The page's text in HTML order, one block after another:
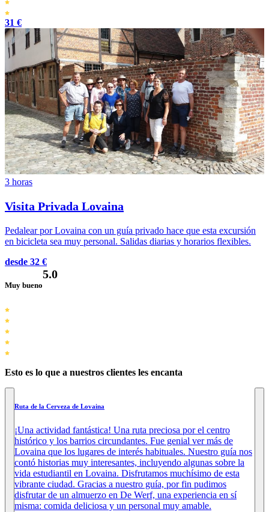
31 €
3 horas
Visita Privada Lovaina
Pedalear por Lovaina con un guía privado hace que esta excursión
en bicicleta sea muy personal. Salidas diarias y horarios flexibles.
desde 32 €
Muy bueno
5.0
Esto es lo que a nuestros clientes les encanta
Ruta de la Cerveza de Lovaina
¡Una actividad fantástica! Una ruta preciosa por el centro
histórico y los barrios circundantes. Fue genial ver más de
Lovaina que los lugares de interés habituales. Nuestro guía nos
contó historias muy interesantes, incluyendo algunas sobre la
vida estudiantil en Lovaina. Disfrutamos muchísimo de esta
vibrante ciudad. Gracias a nuestro guía, por fin pudimos
disfrutar de un almuerzo en De Werf, una experiencia en sí
misma: comida deliciosa y un personal muy amable.